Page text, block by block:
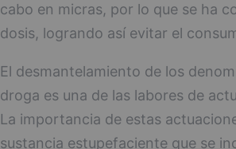
cabo en micras, por lo que se ha
dosis, logrando así evitar el
El desmantelamiento de los
droga es una de las labores de
La importancia de estas
sustancia estupefaciente que se